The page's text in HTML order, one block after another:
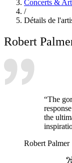
Concerts &
/
Détails de
Robert
“The
the
Robert Palmer